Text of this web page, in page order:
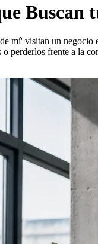
Buscan
mí' visitan un
perderlos frente a la